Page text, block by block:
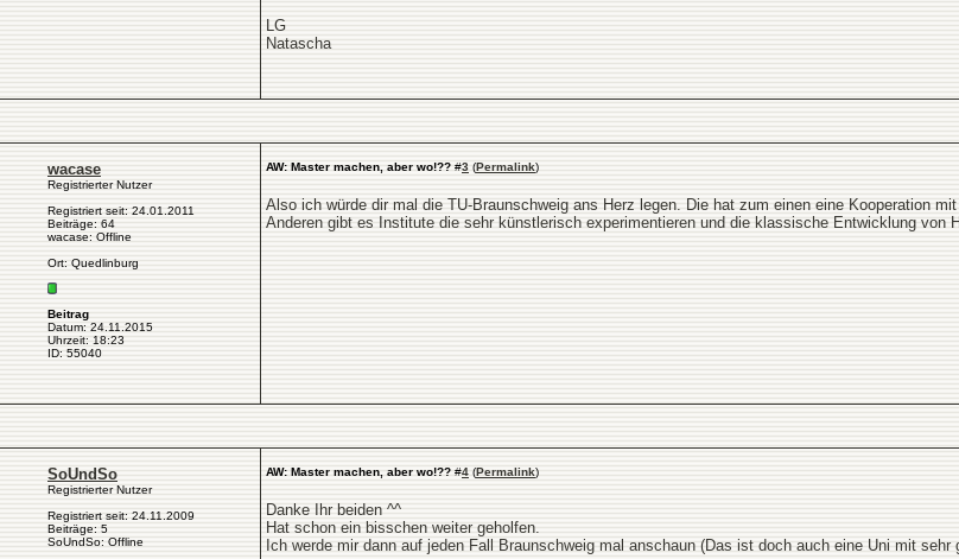
LG
Natascha
wacase
Registrierter Nutzer
Registriert seit: 24.01.2011
Beiträge: 64
wacase: Offline
Ort: Quedlinburg
Beitrag
Datum: 24.11.2015
Uhrzeit: 18:23
ID: 55040
AW: Master machen, aber wo!?? #3 (Permalink)
Also ich würde dir mal die TU-Braunschweig ans Herz legen. Die hat zum einen eine Kooperation
Anderen gibt es Institute die sehr künstlerisch experimentieren und die klassische Entwicklung
SoUndSo
Registrierter Nutzer
Registriert seit: 24.11.2009
Beiträge: 5
SoUndSo: Offline
AW: Master machen, aber wo!?? #4 (Permalink)
Danke Ihr beiden ^^
Hat schon ein bisschen weiter geholfen.
Ich werde mir dann auf jeden Fall Braunschweig mal anschaun (Das ist doch auch eine Uni mit